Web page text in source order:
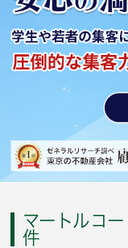
マートルコ
件